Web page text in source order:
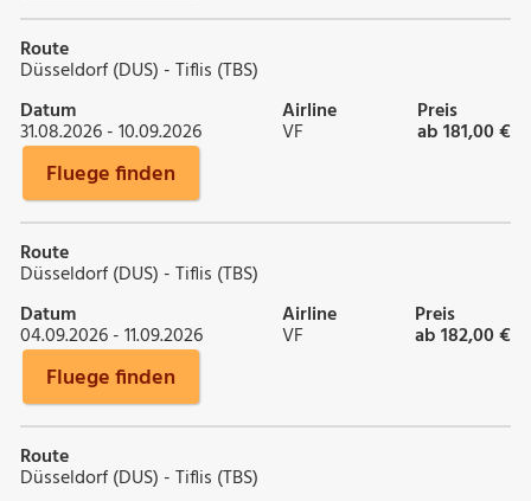
Route
Düsseldorf (DUS) - Tiflis (TBS)
Datum
31.08.2026 - 10.09.2026
Airline
VF
Preis
ab 181,00 €
Fluege finden
Route
Düsseldorf (DUS) - Tiflis (TBS)
Datum
04.09.2026 - 11.09.2026
Airline
VF
Preis
ab 182,00 €
Fluege finden
Route
Düsseldorf (DUS) - Tiflis (TBS)